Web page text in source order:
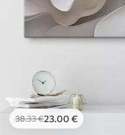
38.33€23.00 €